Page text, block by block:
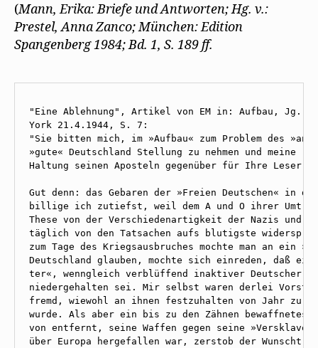
(Mann, Erika: Briefe und Antworten; Hg. v.:
Prestel, Anna Zanco; München: Edition
Spangenberg 1984; Bd. 1, S. 189 ff.
"Eine Ablehnung", Artikel von EM in: Aufbau, Jg.
York 21.4.1944, S. 7:
"Sie bitten mich, im »Aufbau« zum Problem des
»gute« Deutschland Stellung zu nehmen und meine -
Haltung seinen Aposteln gegenüber für Ihre Leser
Gut denn: das Gebaren der »Freien Deutschen« in
billige ich zutiefst, weil dem A und O ihrer
These von der Verschiedenartigkeit der Nazis und
täglich von den Tatsachen aufs blutigste
zum Tage des Kriegsausbruches mochte man an ein
Deutschland glauben, mochte sich einreden, daß
ter«, wenngleich verblüffend inaktiver Deutscher
niedergehalten sei. Mir selbst waren derlei
fremd, wiewohl an ihnen festzuhalten von Jahr zu
wurde. Als aber ein bis zu den Zähnen bewaffnetes
von entfernt, seine Waffen gegen seine
über Europa hergefallen war, zerstob der